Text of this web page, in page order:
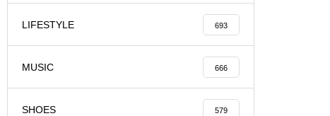
LIFESTYLE 693
MUSIC 666
SHOES 579